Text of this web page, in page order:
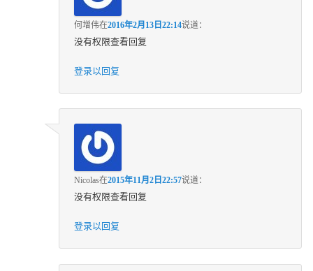
何增伟在2016年2月13日22:14说道：
没有权限查看回复
登录以回复
Nicolas在2015年11月2日22:57说道：
没有权限查看回复
登录以回复